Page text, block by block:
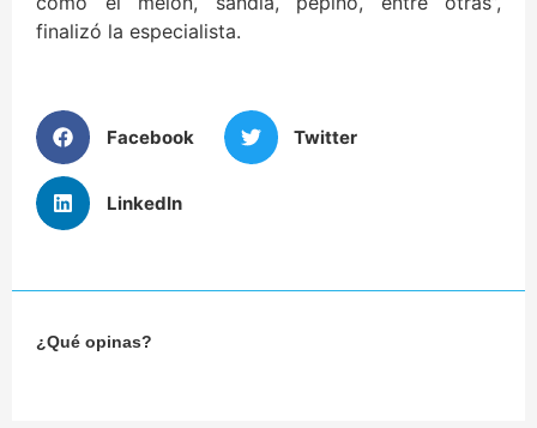
finalizó la especialista.
Facebook Twitter
LinkedIn
¿Qué opinas?